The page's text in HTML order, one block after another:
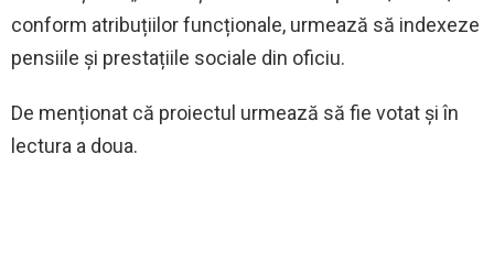
conform atribuțiilor funcționale, urmează să indexeze
pensiile și prestațiile sociale din oficiu.
De menționat că proiectul urmează să fie votat și în
lectura a doua.